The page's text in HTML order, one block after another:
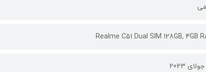
Realme C51 Dual SIM 128GB, 4GB